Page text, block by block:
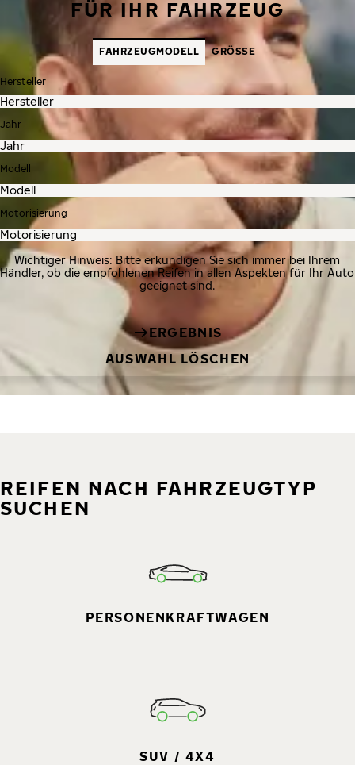
FÜR IHR FAHRZEUG
FAHRZEUGMODELL GRÖSSE
Hersteller
Jahr
Modell
Motorisierung
Wichtiger Hinweis: Bitte erkundigen Sie sich immer bei Ihrem
Händler, ob die empfohlenen Reifen in allen Aspekten für Ihr Auto
geeignet sind.
ERGEBNIS
AUSWAHL LÖSCHEN
REIFEN NACH FAHRZEUGTYP
SUCHEN
PERSONENKRAFTWAGEN
SUV / 4X4